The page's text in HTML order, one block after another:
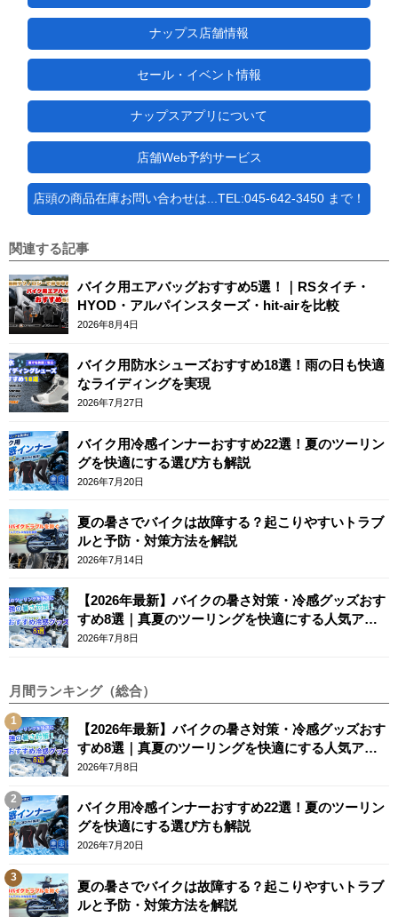
ナップス店舗情報
セール・イベント情報
ナップスアプリについて
店舗Web予約サービス
店頭の商品在庫お問い合わせは...TEL:045-642-3450 まで！
関連する記事
バイク用エアバッグおすすめ5選！｜RSタイチ・
HYOD・アルパインスターズ・hit-airを比較
2026年8月4日
バイク用防水シューズおすすめ18選！雨の日も快適
なライディングを実現
2026年7月27日
バイク用冷感インナーおすすめ22選！夏のツーリン
グを快適にする選び方も解説
2026年7月20日
夏の暑さでバイクは故障する？起こりやすいトラブ
ルと予防・対策方法を解説
2026年7月14日
【2026年最新】バイクの暑さ対策・冷感グッズおす
すめ8選｜真夏のツーリングを快適にする人気アイ
テム
2026年7月8日
月間ランキング（総合）
【2026年最新】バイクの暑さ対策・冷感グッズおす
すめ8選｜真夏のツーリングを快適にする人気アイ
テム
2026年7月8日
バイク用冷感インナーおすすめ22選！夏のツーリン
グを快適にする選び方も解説
2026年7月20日
夏の暑さでバイクは故障する？起こりやすいトラブ
ルと予防・対策方法を解説